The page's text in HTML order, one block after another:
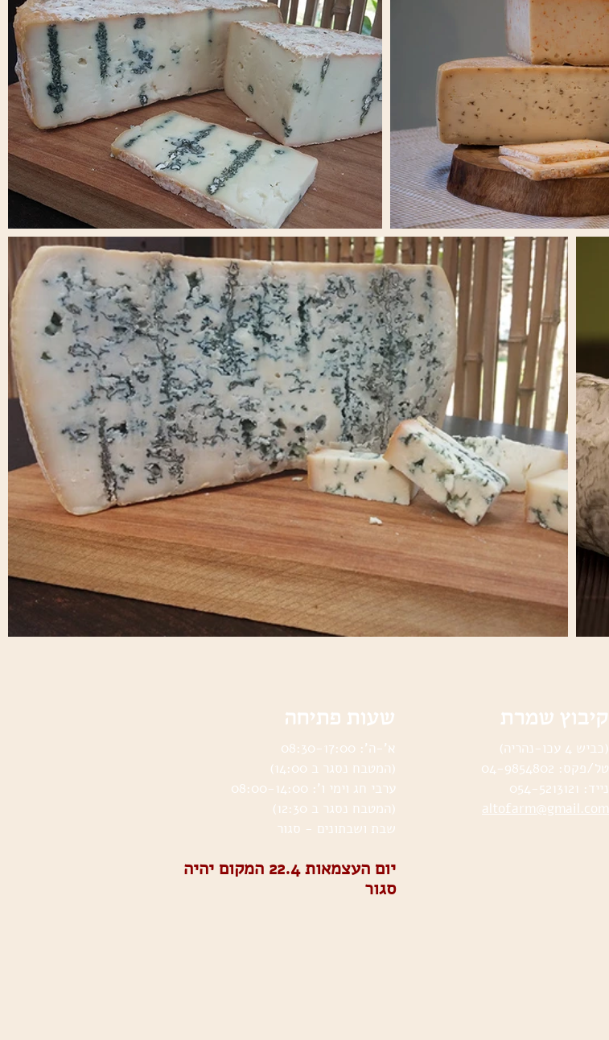
שעות פתיחה
א’-ה’: 08:30-17:00
(המטבח נסגר ב 14:00)
ערבי חג וימי ו’: 08:00-14:00
(המטבח נסגר ב 12:30)
שבת ושבתונים - סגור
קיבוץ שמרת
(כביש 4 עכו-נהריה)
טל/פקס: 04-9854802
נייד: 054-5213121
altofarm@gmail.com
יום העצמאות 22.4 המקום יהיה
סגור